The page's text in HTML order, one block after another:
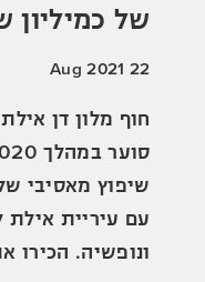
של כמיליון
22 Aug 2021
חוף מלון דן
שיפוץ מאסיבי
עם עיריית אילת
ונופשיה. הכירו